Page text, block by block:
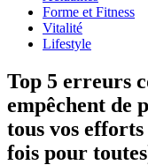
Forme et Fitness
Vitalité
Lifestyle
Top 5 erreurs
empêchent de
tous vos
fois pour